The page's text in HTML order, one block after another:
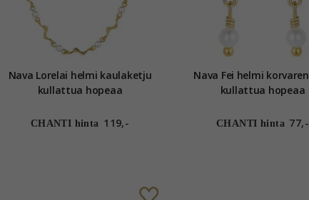
Nava Lorelai helmi kaulaketju
kullattua hopeaa
CHANTI hinta 119,-
Nava Fei helmi korvarenkaat
kullattua hopeaa
CHANTI hinta 77,-